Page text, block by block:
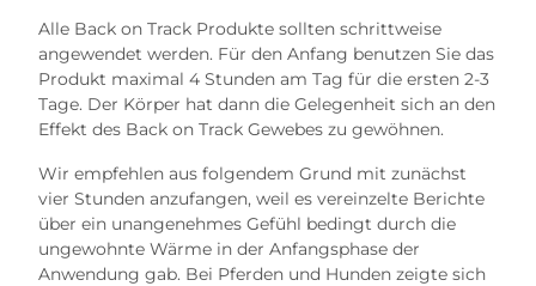
Alle Back on Track Produkte sollten schrittweise
angewendet werden. Für den Anfang benutzen Sie das
Produkt maximal 4 Stunden am Tag für die ersten 2-3
Tage. Der Körper hat dann die Gelegenheit sich an den
Effekt des Back on Track Gewebes zu gewöhnen.
Wir empfehlen aus folgendem Grund mit zunächst
vier Stunden anzufangen, weil es vereinzelte Berichte
über ein unangenehmes Gefühl bedingt durch die
ungewohnte Wärme in der Anfangsphase der
Anwendung gab. Bei Pferden und Hunden zeigte sich